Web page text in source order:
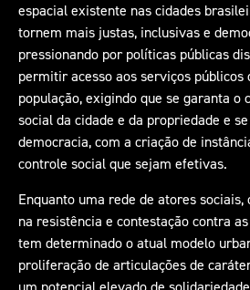
espacial existente nas cidades
tornem mais justas, inclusivas e
pressionando por políticas públicas
permitir acesso aos serviços públicos
população, exigindo que se garanta o
social da cidade e da propriedade e
democracia, com a criação de
controle social que sejam efetivas.
Enquanto uma rede de atores
na resistência e contestação contra
tem determinado o atual modelo
proliferação de articulações de